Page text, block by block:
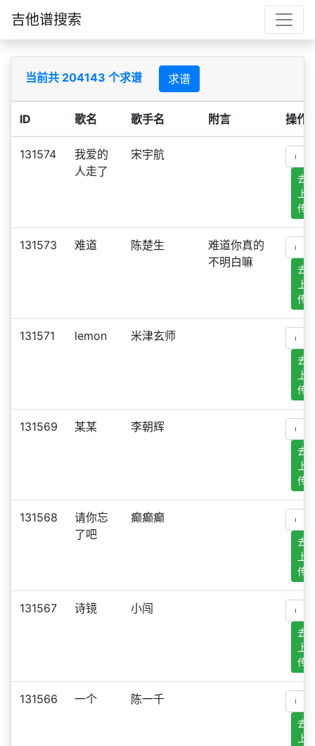
吉他谱搜索
当前共 204143 个求谱 求谱
ID 歌名 歌手名 附言 操作
131574
我爱的
人走了
宋宇航
去
上
传
131573 难道 陈楚生
难道你真的
不明白嘛
去
上
传
131571 lemon 米津玄师
去
上
传
131569 某某 李朝辉
去
上
传
131568
请你忘
了吧
癫癫癫
去
上
传
131567 诗镜 小闯
去
上
传
131566 一个 陈一千
去
上